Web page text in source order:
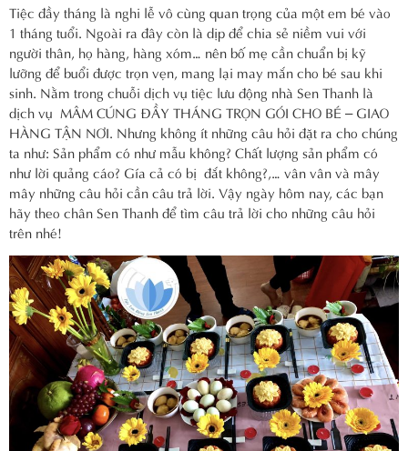
Tiệc đầy tháng là nghi lễ vô cùng quan trọng của một em bé vào
1 tháng tuổi. Ngoài ra đây còn là dịp để chia sẻ niềm vui với
người thân, họ hàng, hàng xóm… nên bố mẹ cần chuẩn bị kỹ
lưỡng để buổi được trọn vẹn, mang lại may mắn cho bé sau khi
sinh. Nằm trong chuỗi dịch vụ tiệc lưu động nhà Sen Thanh là
dịch vụ MÂM CÚNG ĐẦY THÁNG TRỌN GÓI CHO BÉ – GIAO
HÀNG TẬN NƠI. Nhưng không ít những câu hỏi đặt ra cho chúng
ta như: Sản phẩm có như mẫu không? Chất lượng sản phẩm có
như lời quảng cáo? Gía cả có bị đắt không?,… vân vân và mây
mây những câu hỏi cần câu trả lời. Vậy ngày hôm nay, các bạn
hãy theo chân Sen Thanh để tìm câu trả lời cho những câu hỏi
trên nhé!